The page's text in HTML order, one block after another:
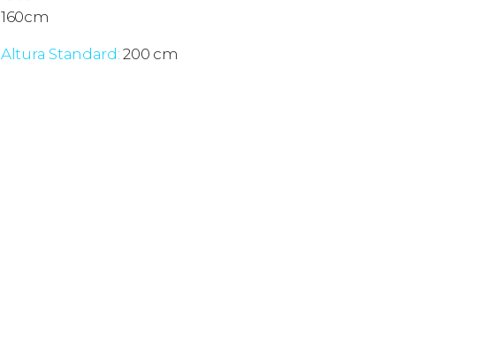
160cm
Altura Standard:200 cm